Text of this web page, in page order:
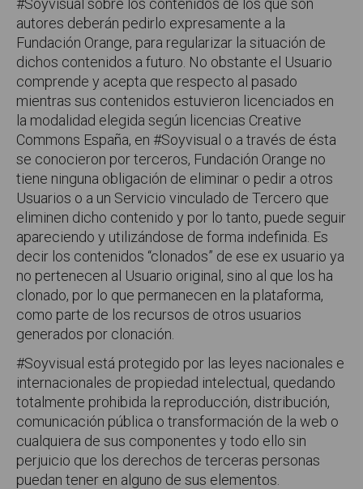
autores deberán pedirlo expresamente a la
Fundación Orange, para regularizar la situación de
dichos contenidos a futuro. No obstante el Usuario
comprende y acepta que respecto al pasado
mientras sus contenidos estuvieron licenciados en
la modalidad elegida según licencias Creative
Commons España, en #Soyvisual o a través de ésta
se conocieron por terceros, Fundación Orange no
tiene ninguna obligación de eliminar o pedir a otros
Usuarios o a un Servicio vinculado de Tercero que
eliminen dicho contenido y por lo tanto, puede seguir
apareciendo y utilizándose de forma indefinida. Es
decir los contenidos “clonados” de ese ex usuario ya
no pertenecen al Usuario original, sino al que los ha
clonado, por lo que permanecen en la plataforma,
como parte de los recursos de otros usuarios
generados por clonación.
#Soyvisual está protegido por las leyes nacionales e
internacionales de propiedad intelectual, quedando
totalmente prohibida la reproducción, distribución,
comunicación pública o transformación de la web o
cualquiera de sus componentes y todo ello sin
perjuicio que los derechos de terceras personas
puedan tener en alguno de sus elementos.